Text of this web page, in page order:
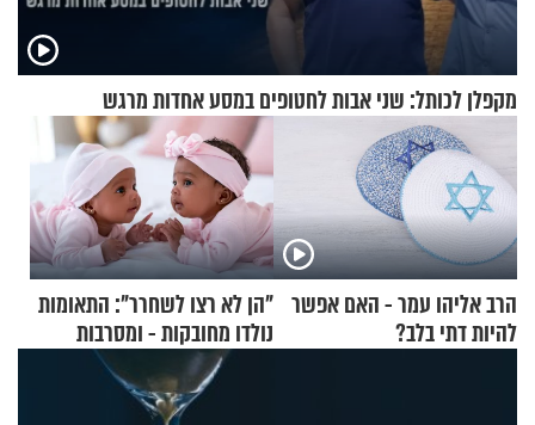
מקפלן לכותל: שני אבות לחטופים במסע אחדות מרגש
הרב אליהו עמר - האם אפשר
להיות דתי בלב?
"הן לא רצו לשחרר": התאומות
נולדו מחובקות - ומסרבות
להיפרד